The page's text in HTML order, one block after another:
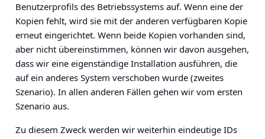
Benutzerprofils des Betriebssystems auf. Wenn eine der
Kopien fehlt, wird sie mit der anderen verfügbaren Kopie
erneut eingerichtet. Wenn beide Kopien vorhanden sind,
aber nicht übereinstimmen, können wir davon ausgehen,
dass wir eine eigenständige Installation ausführen, die
auf ein anderes System verschoben wurde (zweites
Szenario). In allen anderen Fällen gehen wir vom ersten
Szenario aus.
Zu diesem Zweck werden wir weiterhin eindeutige IDs